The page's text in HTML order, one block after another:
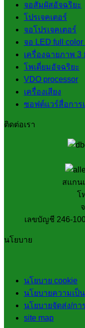
จอสัมผัสอัจฉริยะ
โปรเจคเตอร์
จอโปรเจคเตอร์
จอ LED full
เครื่องฉายภาพ 3
โพเดี่ยมอัจฉริยะ
VDO processor
เครื่องเสียง
ซอฟต์แวร์สื่อการ
ติดต่อเรา
สแกน
โ
เลขบัญชี 246-
นโยบาย
นโยบาย cookie
นโยบายความเป็
นโยบายจัดส่ง/ก
site map